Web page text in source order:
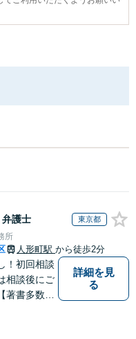
弁護士 東京都
所
人形町駅 から徒歩2分
！初回相談
相談後にご
著書多数】
詳細を見
る